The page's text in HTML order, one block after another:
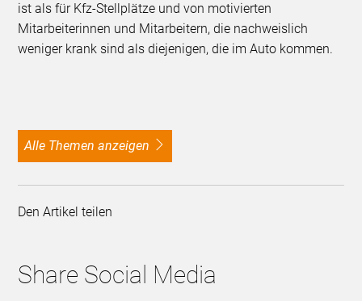
ist als für Kfz-Stellplätze und von motivierten
Mitarbeiterinnen und Mitarbeitern, die nachweislich
weniger krank sind als diejenigen, die im Auto kommen.
alle Themen anzeigen
Den Artikel teilen
Share Social Media